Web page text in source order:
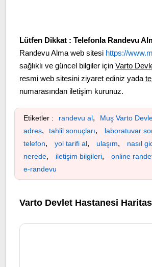
Lütfen Dikkat : Telefonla Randevu
Randevu Alma web sitesi https://
sağlıklı ve güncel bilgiler için Varto
resmi web sitesini ziyaret ediniz yada
numarasından iletişim kurunuz.
Etiketler : randevu al, Muş Varto
adres, tahlil sonuçları, laboratuvar
telefon, yol tarifi al, ulaşım, nasıl
nerede, iletişim bilgileri, online
e-randevu
Varto Devlet Hastanesi